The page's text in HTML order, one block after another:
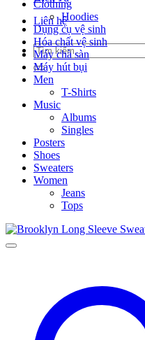
Liên hệ
Tìm
kiếm:
Clothing
Hoodies
Dụng cụ vệ sinh
Hóa chất vệ sinh
Máy chà sàn
Máy hút bụi
Men
T-Shirts
Music
Albums
Singles
Posters
Shoes
Sweaters
Women
Jeans
Tops